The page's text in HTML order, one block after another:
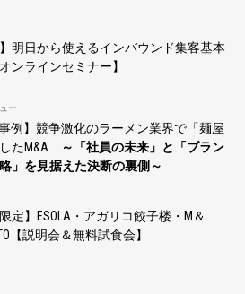
】明日から使えるインバウンド集客基本
ンラインセミナー】
ー
事例】競争激化のラーメン業界で「麺屋
たM&A
～「社員の未来」と「ブラン
」を見据えた決断の裏側～
定】ESOLA・アガリコ餃子楼・M＆
【説明会＆無料試食会】